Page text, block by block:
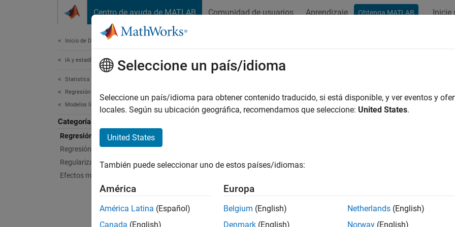
Centro de ayuda de MATLAB Comunidad de usuarios Aprendizaje Obtenga MATLAB Inicie
Inicio de Documentación
IA y estadística
Statistics and Machine Learning Toolbox
Regresión
Modelos lineales generalizados
Categoría
Regresión lineal generalizada
Regresión escalonada
Regularización
Efectos mixtos
La traducción de esta página aún no se ha actualizado a la versión
versión en inglés.
Regresión lineal generalizada
ajuste un modelo mediantefitmnr
Para reducir el tiempo de proceso en conjuntos de datos de altas
binaria, por ejemplo, un modelo de regresión logística, mediante
un modelo multiclase de códigos de salida de corrección de errores
Seleccione un país/idioma
Seleccione un país/idioma para obtener contenido traducido, si está disponible, y ver eventos y
locales. Según su ubicación geográfica, recomendamos que seleccione: United States.
United States
También puede seleccionar uno de estos países/idiomas:
América
América Latina (Español)
Canada (English)
Europa
Belgium (English)
Denmark (English)
Netherlands (English)
Norway (English)